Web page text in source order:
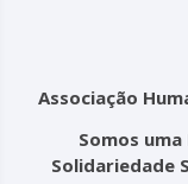
Associação
Somos
Solidariedade